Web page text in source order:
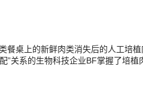
餐桌上的新鲜肉类消失后的人工培
”关系的生物科技企业BF掌握了培植
现了质疑BF代表行为的人。